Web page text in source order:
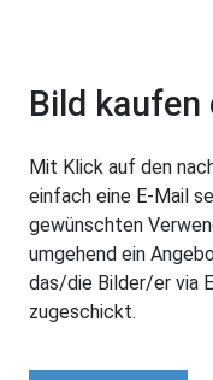
Bild kaufen
Mit Klick auf den
einfach eine E-Mail
gewünschten
umgehend ein
das/die Bilder/er via
zugeschickt.